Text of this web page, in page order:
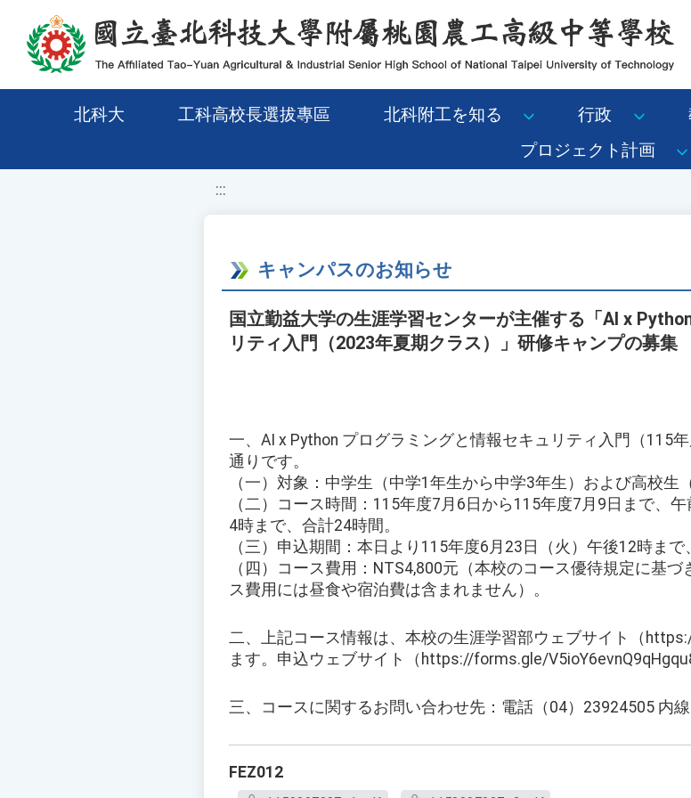
移至網頁之主要內容區位置
北科大 工科高校長選拔專區 北科附工を知る 行政
プロジェクト計画
:::
キャンパスのお知らせ
国立勤益大学の生涯学習センターが主催する「AI x
リティ入門（2023年夏期クラス）」研修キャンプの募集
一、AI x Python プログラミングと情報セキュリティ入門（115
通りです。
（一）対象：中学生（中学1年生から中学3年生）および高校生
（二）コース時間：115年度7月6日から115年度7月9日まで、
4時まで、合計24時間。
（三）申込期間：本日より115年度6月23日（火）午後12時まで
（四）コース費用：NTS4,800元（本校のコース優待規定に基
ス費用には昼食や宿泊費は含まれません）。
二、上記コース情報は、本校の生涯学習部ウェブサイト（
ます。申込ウェブサイト（https://forms.gle/
三、コースに関するお問い合わせ先：電話（04）23924505 内
FEZ012